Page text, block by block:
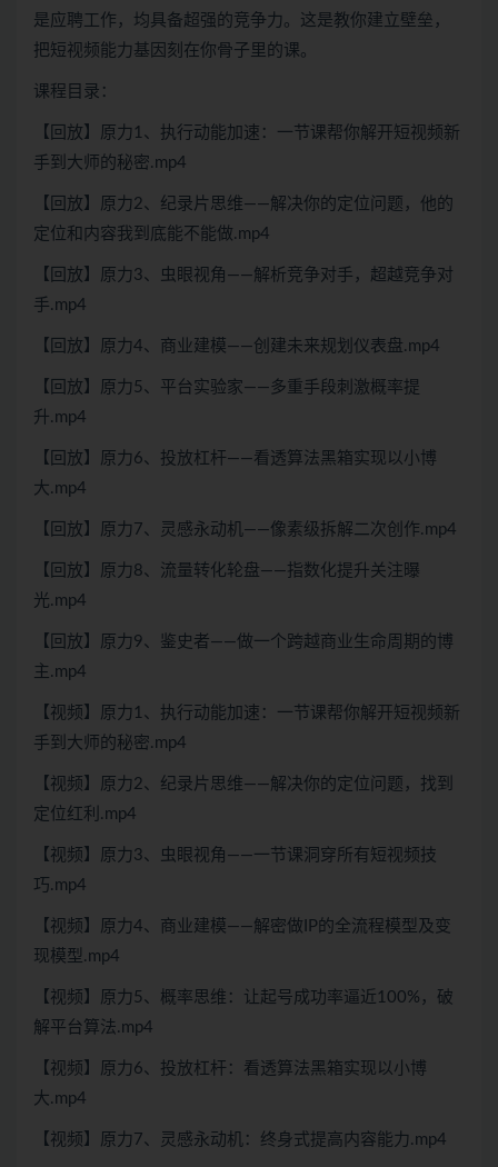
是应聘工作，均具备超强的竞争力。这是教你建立壁垒，
把短视频能力基因刻在你骨子里的课。
课程目录：
【回放】原力1、执行动能加速：一节课帮你解开短视频新
手到大师的秘密.mp4
【回放】原力2、纪录片思维——解决你的定位问题，他的
定位和内容我到底能不能做.mp4
【回放】原力3、虫眼视角——解析竞争对手，超越竞争对
手.mp4
【回放】原力4、商业建模——创建未来规划仪表盘.mp4
【回放】原力5、平台实验家——多重手段刺激概率提
升.mp4
【回放】原力6、投放杠杆——看透算法黑箱实现以小博
大.mp4
【回放】原力7、灵感永动机——像素级拆解二次创作.mp4
【回放】原力8、流量转化轮盘——指数化提升关注曝
光.mp4
【回放】原力9、鉴史者——做一个跨越商业生命周期的博
主.mp4
【视频】原力1、执行动能加速：一节课帮你解开短视频新
手到大师的秘密.mp4
【视频】原力2、纪录片思维——解决你的定位问题，找到
定位红利.mp4
【视频】原力3、虫眼视角——一节课洞穿所有短视频技
巧.mp4
【视频】原力4、商业建模——解密做IP的全流程模型及变
现模型.mp4
【视频】原力5、概率思维：让起号成功率逼近100%，破
解平台算法.mp4
【视频】原力6、投放杠杆：看透算法黑箱实现以小博
大.mp4
【视频】原力7、灵感永动机：终身式提高内容能力.mp4